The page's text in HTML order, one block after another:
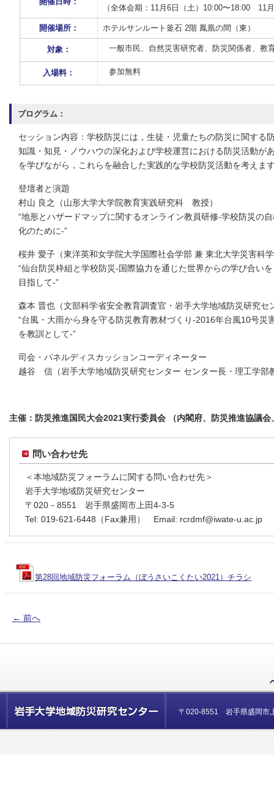
（全体会期：11月6日（土）10:00〜18:00 11
開催場所： ホテルサンルート釜石 2階 鳳凰の間（東）
対象： 一般市民、自然災害研究者、防災関係者、教
入場料： 参加無料
プログラム：
セッション内容：学校防災には，⽣徒・児童たちの防災に関する
知識・知⾒・ノウハウの深化および学校運営における防災活動が
を学びながら，これらを融合した実践的な学校防災活動を考えま
登壇者と演題
村⼭ 良之（⼭形⼤学⼤学院教育実践研究科 教授）
“地形とハザードマップに関するオンライン教員研修-学校防災の
化のために-”
桜井 愛⼦（東洋英和⼥学院⼤学国際社会学部 兼 東北大学災害科
“仙台防災枠組と学校防災-国際協力を通じた世界からの学び合いを
目指して-”
森本 晋也（⽂部科学省安全教育調査官・岩手大学地域防災研究
“台風・大雨から身を守る防災教育教材づくり-2016年台風10号災
を教訓として-”
司会・パネルディスカッションコーディネーター
越⾕ 信（岩⼿⼤学地域防災研究センター センター長・理工学部
主催：防災推進国民大会2021実行委員会 （内閣府、防災推進協議
問い合わせ先
＜本地域防災フォーラムに関する問い合わせ先＞
岩手大学地域防災研究センター
〒020－8551 岩手県盛岡市上田4-3-5
Tel: 019-621-6448（Fax兼用） Email: rcrdmf@iwate-u.ac.jp
第28回地域防災フォーラム（ぼうさいこくたい2021）チラシ
← 前へ
〒020-8551 岩手県盛岡市